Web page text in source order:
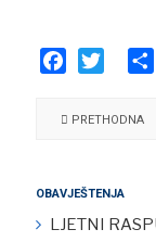
PRETHODNA
OBAVJEŠTENJA
LJETNI